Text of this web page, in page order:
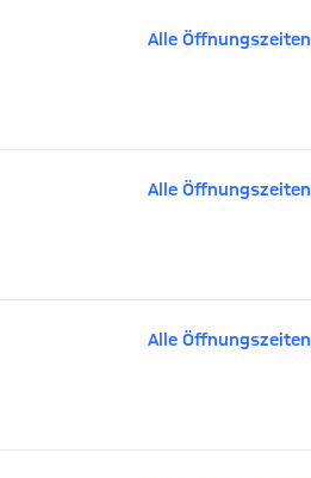
Alle Öffnungszeiten
Alle Öffnungszeiten
Alle Öffnungszeiten